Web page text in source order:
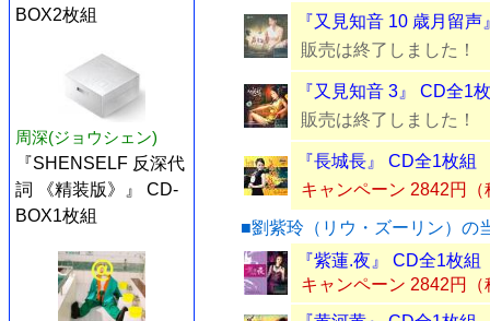
BOX2枚組
周深(ジョウシェン)
『SHENSELF 反深代
詞 《精装版》』 CD-
BOX1枚組
『又見知音 10 歳月留
販売は終了しました！
『又見知音 3』 CD全1
販売は終了しました！
『長城長』 CD全1枚組
キャンペーン 2842円（
■劉紫玲（リウ・ズーリン）の
『紫蓮.夜』 CD全1枚組
キャンペーン 2842円（